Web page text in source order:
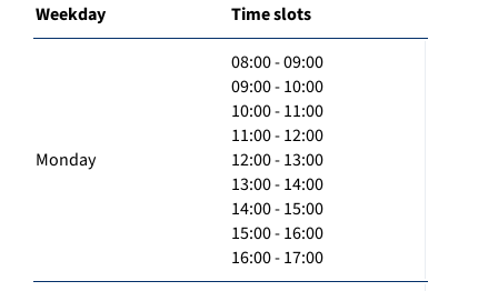
Weekday Time slots
Monday
08:00 - 09:00
09:00 - 10:00
10:00 - 11:00
11:00 - 12:00
12:00 - 13:00
13:00 - 14:00
14:00 - 15:00
15:00 - 16:00
16:00 - 17:00